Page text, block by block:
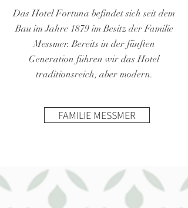
Das Hotel Fortuna befindet sich seit dem
Bau im Jahre 1879 im Besitz der Familie
Messmer. Bereits in der fünften
Generation führen wir das Hotel
traditionsreich, aber modern.
FAMILIE MESSMER